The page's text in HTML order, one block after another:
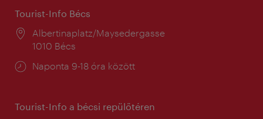
Tourist-Info Bécs
Helyszín:
Albertinaplatz/Maysedergasse
1010 Bécs
Nyitva
Naponta 9-18 óra között
Tourist-Info a bécsi repülőtéren